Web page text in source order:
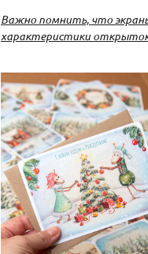
Важно помнить, что
характеристики